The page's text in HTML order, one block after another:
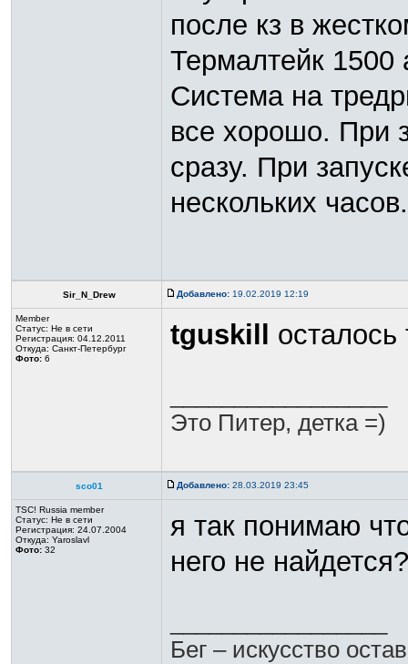
после кз в
Термалтейк 1500
Система на
все хорошо. При
сразу. При
нескольких
Sir_N_Drew Добавлено: 19.02.2019 12:19
Member
Статус: Не в сети
Регистрация: 04.12.2011
Откуда: Санкт-Петербург
Фото: 6
tguskill осталось
Это Питер, детка =)
sco01 Добавлено: 28.03.2019 23:45
TSC! Russia member
Статус: Не в сети
Регистрация: 24.07.2004
Откуда: Yaroslavl
Фото: 32
я так понимаю
него не найдется?
Бег – искусство